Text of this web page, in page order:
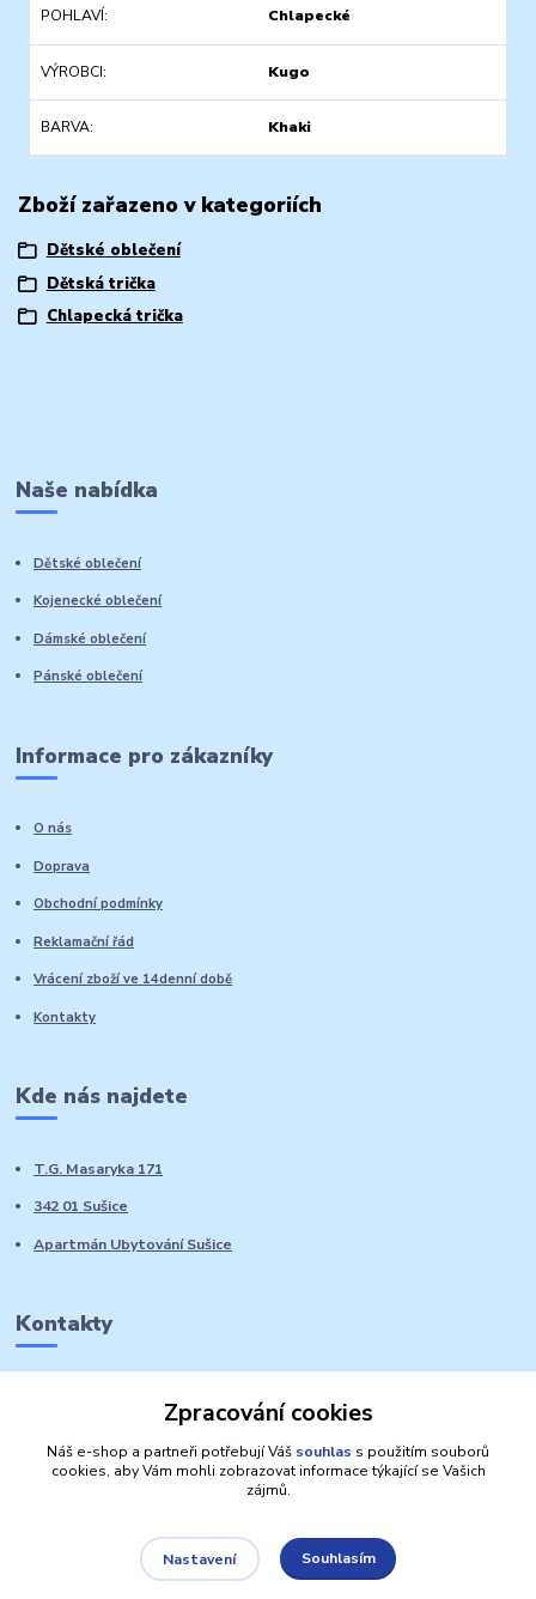
POHLAVÍ Chlapecké
VÝROBCI Kugo
BARVA Khaki
Zboží zařazeno v kategoriích
Dětské oblečení
Dětská trička
Chlapecká trička
Naše nabídka
Dětské oblečení
Kojenecké oblečení
Dámské oblečení
Pánské oblečení
Informace pro zákazníky
O nás
Doprava
Obchodní podmínky
Reklamační řád
Vrácení zboží ve 14denní době
Kontakty
Kde nás najdete
T.G. Masaryka 171
342 01 Sušice
Apartmán Ubytování Sušice
Kontakty
Zpracování cookies
Náš e-shop a partneři potřebují Váš souhlas s použitím souborů
cookies, aby Vám mohli zobrazovat informace týkající se Vašich
zájmů.
Nastavení Souhlasím